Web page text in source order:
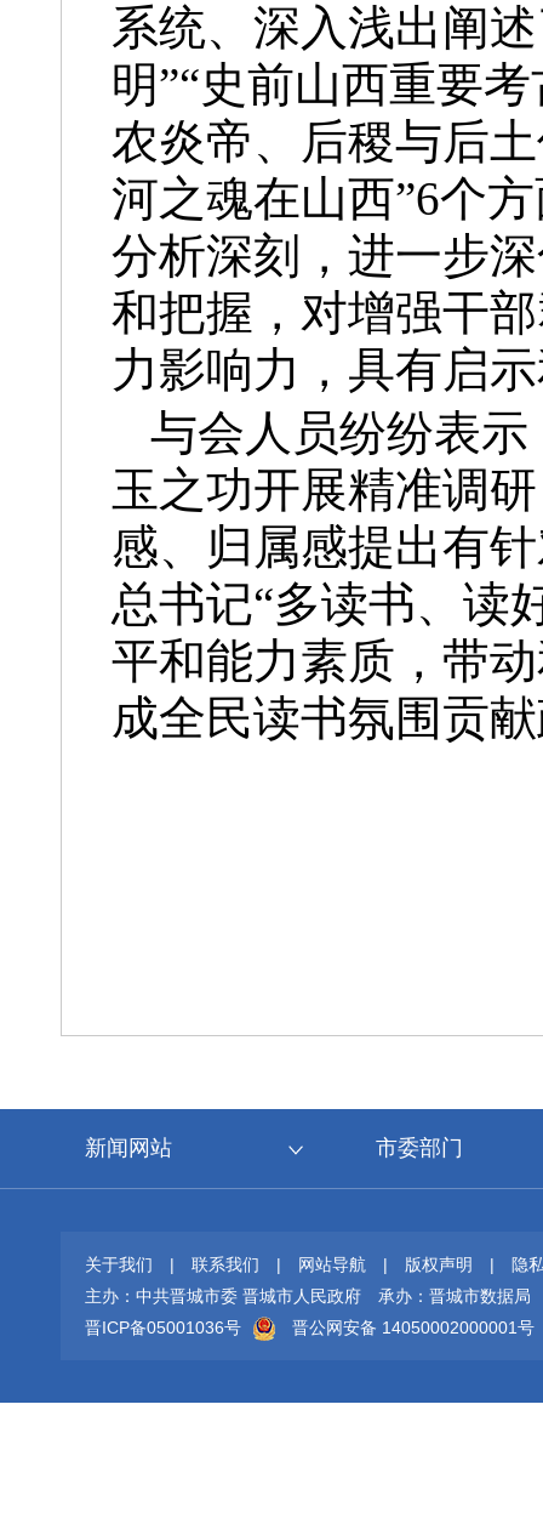
系统、深入浅出阐
明”“史前山西重要
农炎帝、后稷与后
河之魂在山西”6个
分析深刻，进一步
和把握，对增强干
力影响力，具有启
与会人员纷纷表
玉之功开展精准调
感、归属感提出有
总书记“多读书、读
平和能力素质，带
成全民读书氛围贡
新闻网站 市委部门
关于我们 | 联系我们 | 网站导航 | 版权声明 |
隐
主办：中共晋城市委 晋城市人民政府
承办：晋城市数据局
晋ICP备05001036号
晋公网安备 14050002000001号